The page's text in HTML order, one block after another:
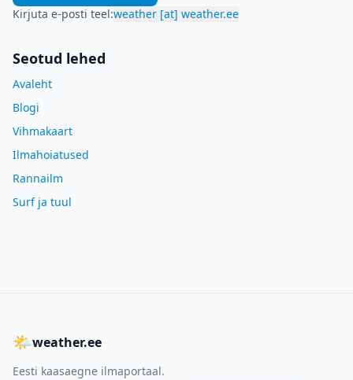
Kirjuta e-posti teel:weather [at] weather.ee
Seotud lehed
Avaleht
Blogi
Vihmakaart
Ilmahoiatused
Rannailm
Surf ja tuul
🌤weather.ee
Eesti kaasaegne ilmaportaal.